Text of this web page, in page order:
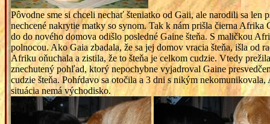
Pôvodne sme si chceli nechať šteniatko od Gaii, ale narodili sa len
nechcené nakrytie matky so synom. Tak k nám prišla čierna
do do nového domova odišlo posledné Gaine šteňa. S maličkou
polnocou. Ako Gaia zbadala, že sa jej domov vracia šteňa, išla od
Afriku oňuchala a zistila, že to šteňa je celkom cudzie. Vtedy
znechutený pohľad, ktorý nepochybne vyjadroval Gaine
cudzie šteňa. Pohŕdavo sa otočila a 3 dni s nikým
situácia nemá východisko.